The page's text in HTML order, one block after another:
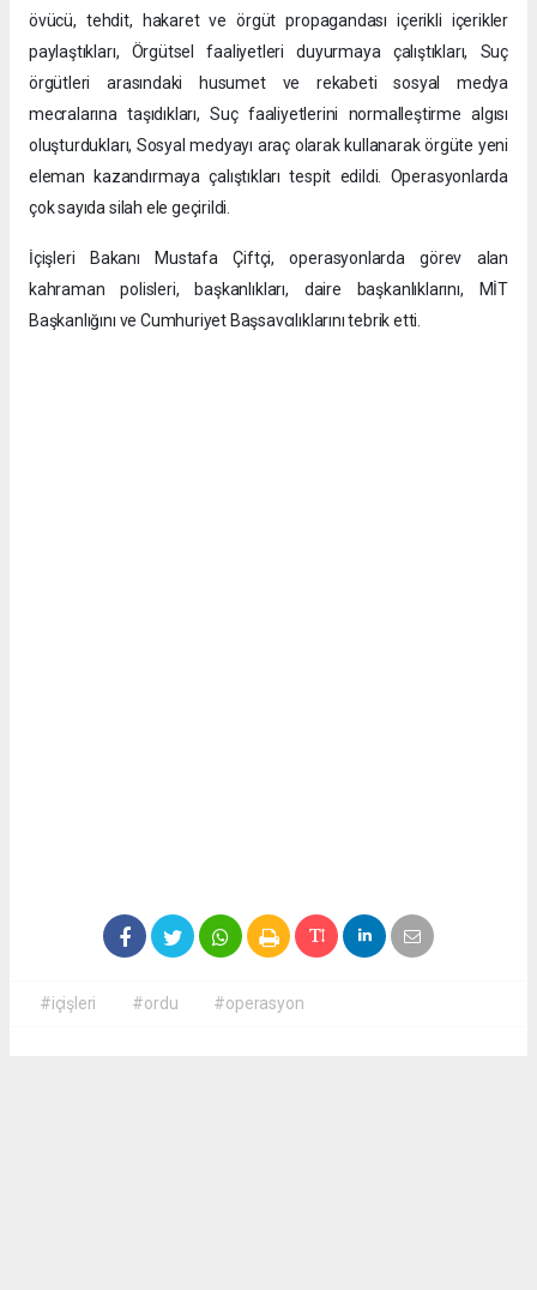
övücü, tehdit, hakaret ve örgüt propagandası içerikli içerikler
paylaştıkları, Örgütsel faaliyetleri duyurmaya çalıştıkları, Suç
örgütleri arasındaki husumet ve rekabeti sosyal medya
mecralarına taşıdıkları, Suç faaliyetlerini normalleştirme algısı
oluşturdukları, Sosyal medyayı araç olarak kullanarak örgüte yeni
eleman kazandırmaya çalıştıkları tespit edildi. Operasyonlarda
çok sayıda silah ele geçirildi.
İçişleri Bakanı Mustafa Çiftçi, operasyonlarda görev alan
kahraman polisleri, başkanlıkları, daire başkanlıklarını, MİT
Başkanlığını ve Cumhuriyet Başsavcılıklarını tebrik etti.
#içişleri #ordu #operasyon